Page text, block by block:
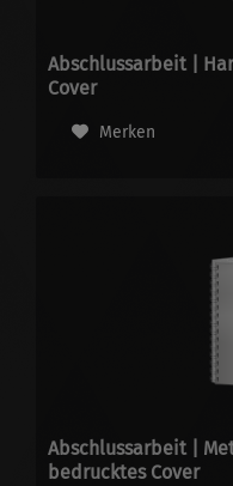
Abschlussarbeit |
Cover
Merken
Abschlussarbeit |
bedrucktes Cover